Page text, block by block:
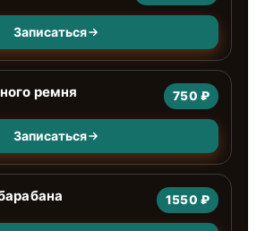
Записаться
ремня 750 ₽
Записаться
1550 ₽